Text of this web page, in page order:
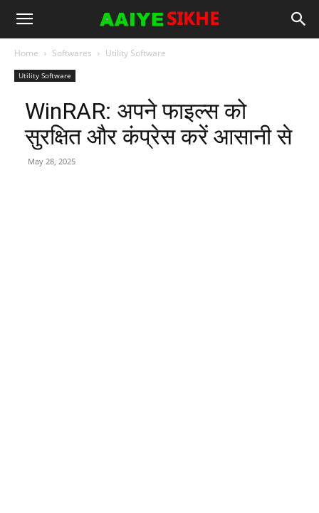
Home Softwares Utility Software
Utility Software
WinRAR: अपने फाइल्स को
सुरक्षित और कंप्रेस करें आसानी से
May 28, 2025